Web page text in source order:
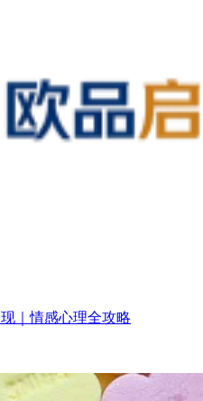
｜情感心理全攻略